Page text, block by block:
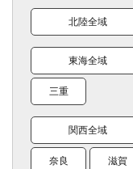
北陸全域
東海全域
三重
関西全域
奈良 滋賀